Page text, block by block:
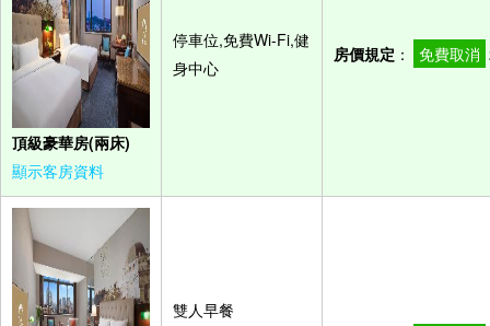
頂級豪華房(兩床)
顯示客房資料
停車位,免費Wi-Fi,健
身中心
房價規定 ： 免費取消
雙人早餐